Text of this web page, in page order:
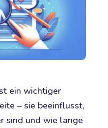
ein wichtiger
– sie beeinflusst,
sind und wie lange